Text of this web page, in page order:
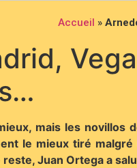
Accueil »
mais les novillos
le mieux tiré
Juan Ortega a